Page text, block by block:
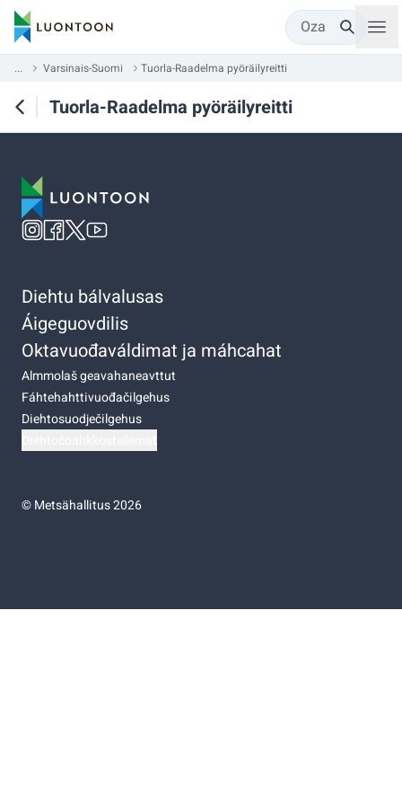
Oza
... Varsinais-Suomi Tuorla-Raadelma pyöräilyreitti
Tuorla-Raadelma pyöräilyreitti
Diehtu bálvalusas
Áigeguovdilis
Oktavuođaváldimat ja máhcahat
Almmolaš geavahaneavttut
Fáhtehahttivuođačilgehus
Diehtosuodječilgehus
©Metsähallitus 2026